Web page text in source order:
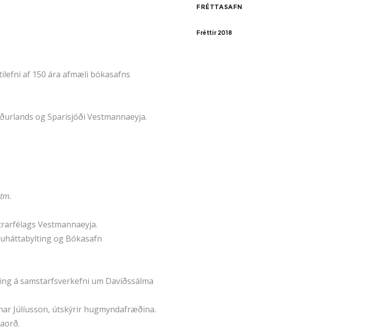
af 150 ára afmæli bókasafns
og Sparisjóði Vestmannaeyja.
Vestmannaeyja.
og Bókasafn
á samstarfsverkefni um Davíðssálma
Júlíusson, útskýrir hugmyndafræðina.
FRÉTTASAFN
Fréttir 2018